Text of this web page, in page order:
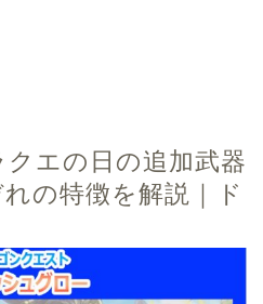
クエの日の追加武器
の特徴を解説｜ド